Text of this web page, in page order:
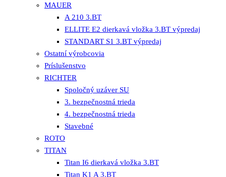
MAUER
A 210 3.BT
ELLITE E2 dierkavá vložka 3.BT výpredaj
STANDART S1 3.BT výpredaj
Ostatní výrobcovia
Príslušenstvo
RICHTER
Spoločný uzáver SU
3. bezpečnostná trieda
4. bezpečnostná trieda
Stavebné
ROTO
TITAN
Titan I6 dierkavá vložka 3.BT
Titan K1 A 3.BT